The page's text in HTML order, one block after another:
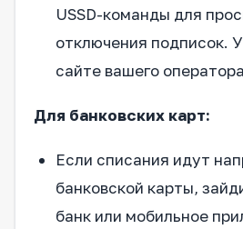
USSD-команды для
отключения подписок.
сайте вашего
Для банковских карт:
Если списания идут
банковской карты,
банк или мобильное